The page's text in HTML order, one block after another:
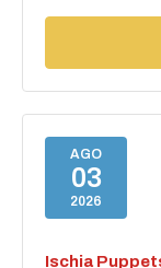
AGO
03
2026
Ischia